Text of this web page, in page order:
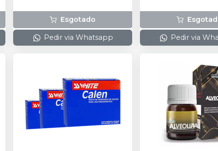
Esgotado
Pedir via Whatsapp Pedir via